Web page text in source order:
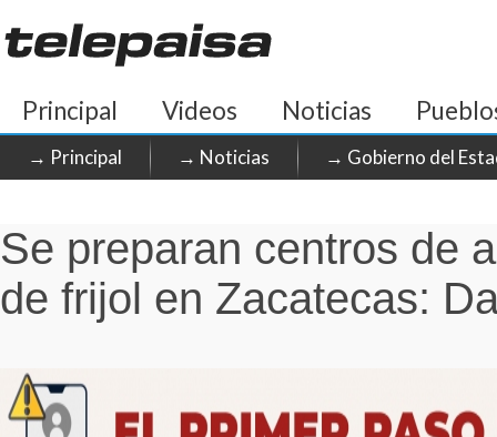
Principal Videos Noticias
→ Principal → Noticias → Gobierno del
Se preparan centros de
de frijol en Zacatecas: